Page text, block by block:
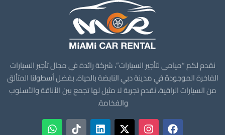
نقدم لكم “ميامي لتأجير السيارات”، شركة رائدة في مجال تأجير السيارات
الفاخرة الموجودة في مدينة دبي النابضة بالحياة. بفضل أسطولنا المتألق
من السيارات الراقية، نقدم تجربة لا مثيل لها تجمع بين الأناقة والأسلوب
والفخامة.